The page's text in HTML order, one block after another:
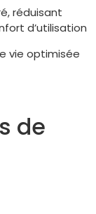
réduisant
d’utilisation
vie optimisée
de